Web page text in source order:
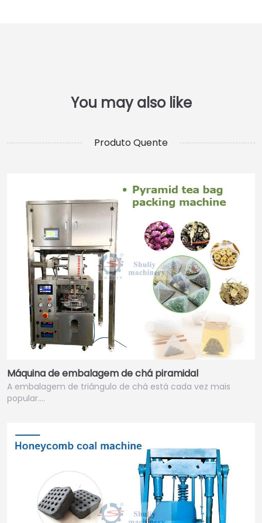
Produto Quente
Máquina de embalagem de chá piramidal
A embalagem de triângulo de chá está cada vez mais
popular.…